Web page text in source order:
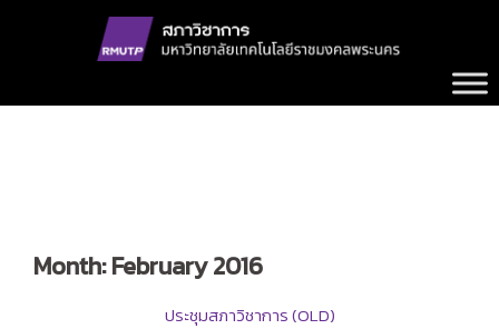
Month:February 2016
ประชุมสภาวิชาการ (OLD)